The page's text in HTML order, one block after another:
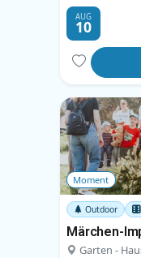
AUG
10
Moment
Outdoor
Märchen-
Garten -